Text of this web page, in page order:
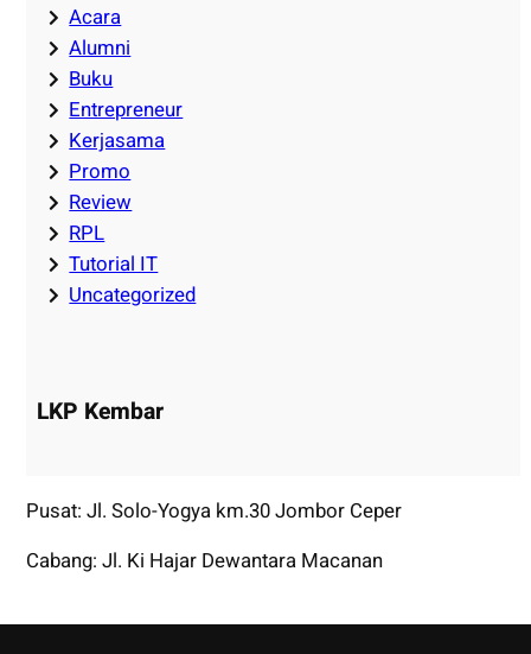
Acara
Alumni
Buku
Entrepreneur
Kerjasama
Promo
Review
RPL
Tutorial IT
Uncategorized
LKP Kembar
Pusat: Jl. Solo-Yogya km.30 Jombor Ceper
Cabang: Jl. Ki Hajar Dewantara Macanan